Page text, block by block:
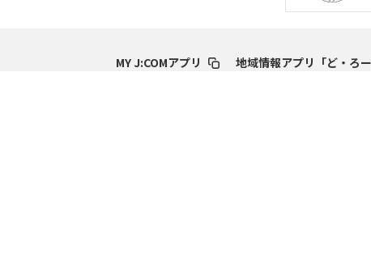
MY J:COMアプリ 地域情報アプリ「ど・ろー